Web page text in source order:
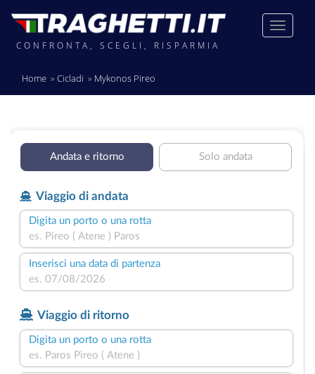
CONFRONTA, SCEGLI, RISPARMIA
Home Cicladi Mykonos Pireo